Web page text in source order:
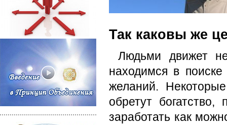
Так каковы же
Людьми движет
находимся в поиске
желаний.
обретут
заработать как